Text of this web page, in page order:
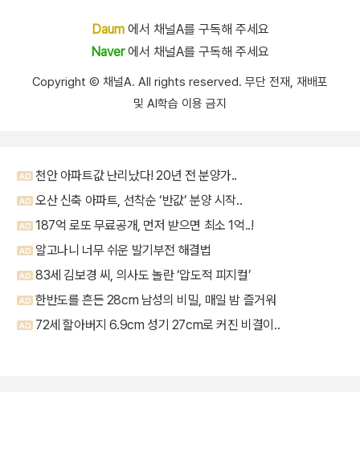
Daum에서 채널A를 구독해 주세요
Naver에서 채널A를 구독해 주세요
Copyright Ⓒ 채널A. All rights reserved. 무단 전재, 재배포
및 AI학습 이용 금지